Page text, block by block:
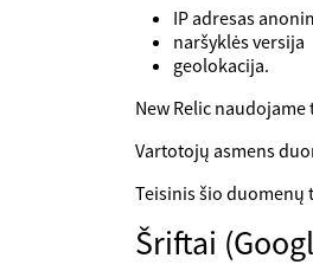
IP adresas
naršyklės versija
geolokacija.
New Relic
Vartotojų asmens
Teisinis šio duomenų
Šriftai